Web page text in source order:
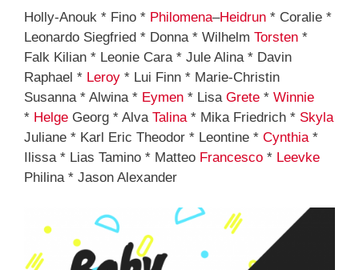
Holly-Anouk * Fino * Philomena–Heidrun * Coralie *
Leonardo Siegfried * Donna * Wilhelm Torsten *
Falk Kilian * Leonie Cara * Jule Alina * Davin
Raphael * Leroy * Lui Finn * Marie-Christin
Susanna * Alwina * Eymen * Lisa Grete * Winnie
* Helge Georg * Alva Talina * Mika Friedrich * Skyla
Juliane * Karl Eric Theodor * Leontine * Cynthia *
Ilissa * Lias Tamino * Matteo Francesco * Leevke
Philina * Jason Alexander